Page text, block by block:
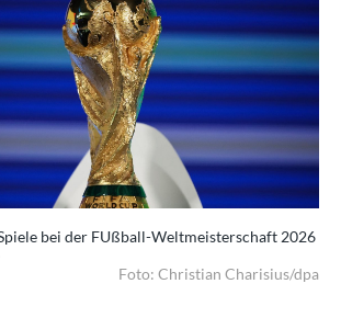
bei der FUßball-Weltmeisterschaft 2026
Foto: Christian Charisius/dpa